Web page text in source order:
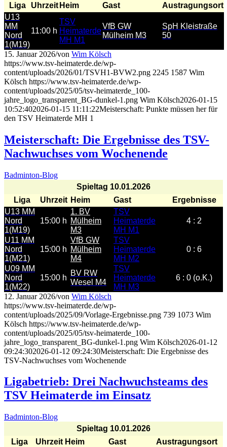
Liga
Uhrzeit Heim Gast
Austragungsort
U13
MM
Nord
1(M19)
11:00 h
TSV
Heimaterde
MH M1
VfB GW
Mülheim M3
SpH Kleistraße
50
15. Januar 2026/von Wim Kölsch
https://www.tsv-heimaterde.de/wp-
content/uploads/2026/01/TSVH1-BVW2.png 2245 1587 Wim
Kölsch https://www.tsv-heimaterde.de/wp-
content/uploads/2025/05/tsv-heimaterde_100-
jahre_logo_transparent_BG-dunkel-1.png Wim Kölsch2026-01-15
10:52:402026-01-15 11:11:22Meisterschaft: Punkte müssen her für
den TSV Heimaterde MH 1
Meisterschaft: Die Ergebnisse des TSV-
Nachwuchses vom Wochenende
Badminton-Blog
Spieltag 10.01.2026
Liga
Uhrzeit Heim Gast
Ergebnisse
U13 MM
Nord
1(M19)
15:00 h
1. BV
Mülheim
M3
TSV
Heimaterde
MH M1
4 : 2
U11 MM
Nord
1(M21)
15:00 h
VfB GW
Mülheim
M4
TSV
Heimaterde
MH M2
0 : 6
U09 MM
Nord
1(M22)
15:00 h
BV RW
Wesel M4
TSV
Heimaterde
MH M3
6 : 0 (o.K.)
12. Januar 2026/von Wim Kölsch
https://www.tsv-heimaterde.de/wp-
content/uploads/2025/09/Vorlage-Ergebnisse.png 739 1073 Wim
Kölsch https://www.tsv-heimaterde.de/wp-
content/uploads/2025/05/tsv-heimaterde_100-
jahre_logo_transparent_BG-dunkel-1.png Wim Kölsch2026-01-12
09:24:302026-01-12 09:24:30Meisterschaft: Die Ergebnisse des
TSV-Nachwuchses vom Wochenende
Ligabetrieb: Drei Nachwuchsteams des
TSV Heimaterde im Einsatz
Badminton-Blog
Spieltag 10.01.2026
Liga
Uhrzeit Heim Gast
Austragungsort